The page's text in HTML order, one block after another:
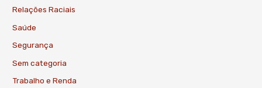
Relações Raciais
Saúde
Segurança
Sem categoria
Trabalho e Renda